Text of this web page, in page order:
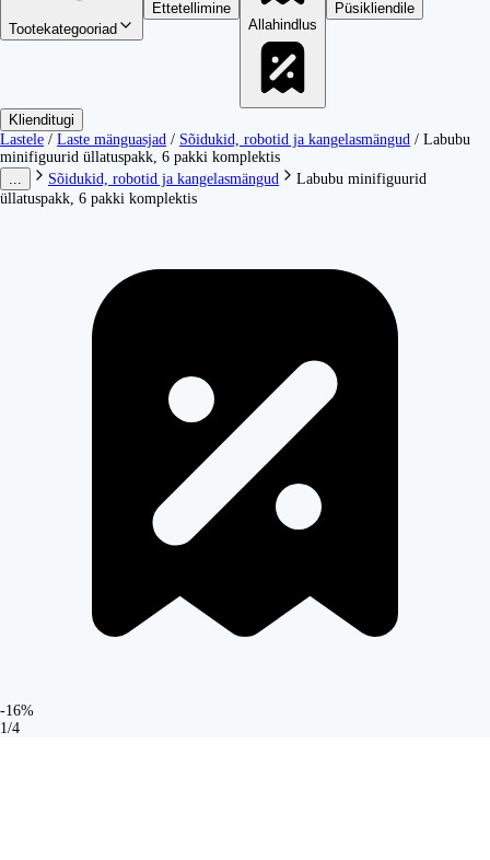
Tootekategooriad
Ettetellimine
Allahindlus
Püsikliendile
Klienditugi
Lastele / Laste mänguasjad / Sõidukid, robotid ja kangelasmängud / Labubu
minifiguurid üllatuspakk, 6 pakki komplektis
Sõidukid, robotid ja kangelasmängud
Labubu minifiguurid
üllatuspakk, 6 pakki komplektis
-16%
1/4